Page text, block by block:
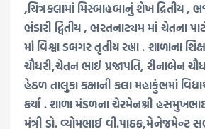
,ચિત્રકલામાં મિસ્બાહબાનું શેખ દ્રિતીય ,
ભંડારી દ્વિતીય , ભરતનાટ્યમ માં ચેતના
માં વિશ્વા ડબગર તૃતીય રહ્યા . શાળાના
ચૌધરી,ચેતન ભાઈ પ્રજાપતિ, રીનાબેન
હેઠળ તાલુકા કક્ષાની કલા મહાકુંભમાં
કર્યા . શાળા મંડળના ચેરમેનશ્રી
મંત્રી ડો. વ્યોમભાઈ વી.પાઠક,મેનેજમેન્ટ